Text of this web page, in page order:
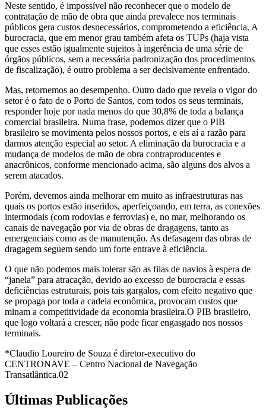
Neste sentido, é impossível não reconhecer que o modelo de
contratação de mão de obra que ainda prevalece nos terminais
públicos gera custos desnecessários, comprometendo a eficiência. A
burocracia, que em menor grau também afeta os TUPs (haja vista
que esses estão igualmente sujeitos à ingerência de uma série de
órgãos públicos, sem a necessária padronização dos procedimentos
de fiscalização), é outro problema a ser decisivamente enfrentado.
Mas, retornemos ao desempenho. Outro dado que revela o vigor do
setor é o fato de o Porto de Santos, com todos os seus terminais,
responder hoje por nada menos do que 30,8% de toda a balança
comercial brasileira. Numa frase, podemos dizer que o PIB
brasileiro se movimenta pelos nossos portos, e eis aí a razão para
darmos atenção especial ao setor. A eliminação da burocracia e a
mudança de modelos de mão de obra contraproducentes e
anacrônicos, conforme mencionado acima, são alguns dos alvos a
serem atacados.
Porém, devemos ainda melhorar em muito as infraestruturas nas
quais os portos estão inseridos, aperfeiçoando, em terra, as conexões
intermodais (com rodovias e ferrovias) e, no mar, melhorando os
canais de navegação por via de obras de dragagens, tanto as
emergenciais como as de manutenção. As defasagem das obras de
dragagem seguem sendo um forte entrave à eficiência.
O que não podemos mais tolerar são as filas de navios à espera de
“janela” para atracação, devido ao excesso de burocracia e essas
deficiências estruturais, pois tais gargalos, com efeito negativo que
se propaga por toda a cadeia econômica, provocam custos que
minam a competitividade da economia brasileira.O PIB brasileiro,
que logo voltará a crescer, não pode ficar engasgado nos nossos
terminais.
*Claudio Loureiro de Souza é diretor-executivo do
CENTRONAVE – Centro Nacional de Navegação
Transatlântica.02
Últimas Publicações